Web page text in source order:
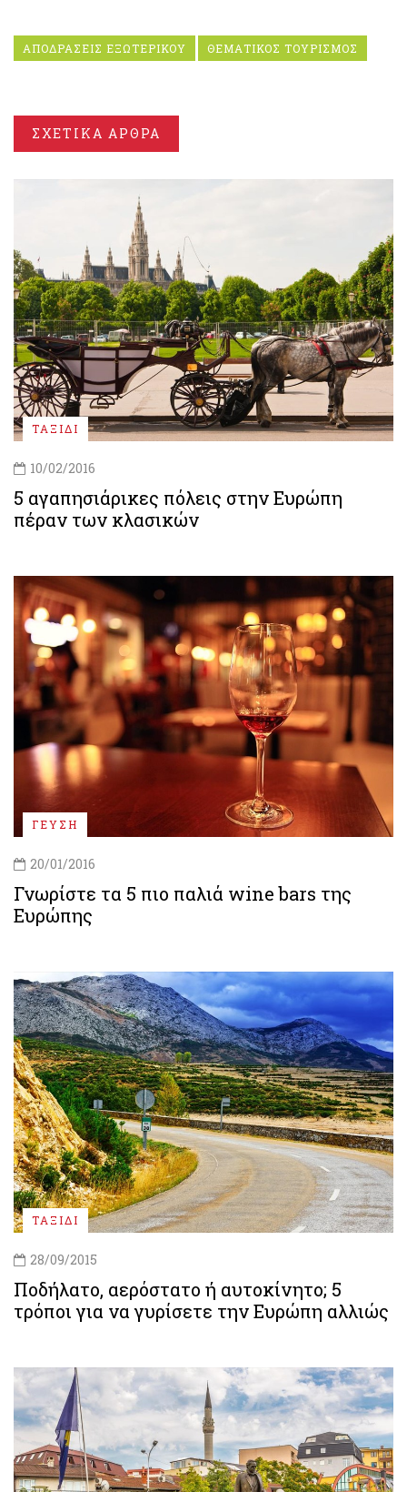
ΑΠΟΔΡΑΣΕΙΣ ΕΞΩΤΕΡΙΚΟΥ ΘΕΜΑΤΙΚΟΣ ΤΟΥΡΙΣΜΟΣ
ΣΧΕΤΙΚΑ ΑΡΘΡΑ
ΤΑΞΙΔΙ
10/02/2016
5 αγαπησιάρικες πόλεις στην Ευρώπη
πέραν των κλασικών
ΓΕΥΣΗ
20/01/2016
Γνωρίστε τα 5 πιο παλιά wine bars της
Ευρώπης
ΤΑΞΙΔΙ
28/09/2015
Ποδήλατο, αερόστατο ή αυτοκίνητο; 5
τρόποι για να γυρίσετε την Ευρώπη αλλιώς